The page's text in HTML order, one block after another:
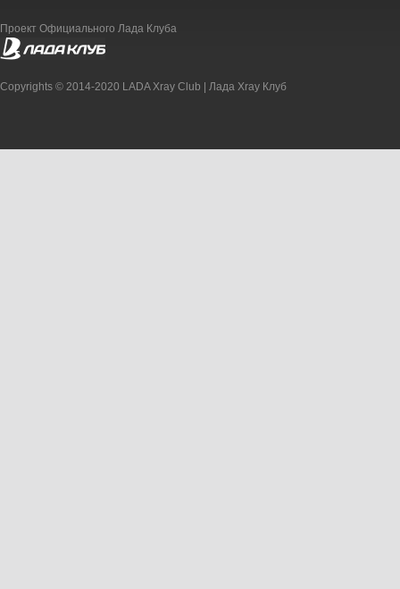
Проект Официального Лада Клуба
Copyrights © 2014-2020 LADA Xray Club | Лада Xray Клуб